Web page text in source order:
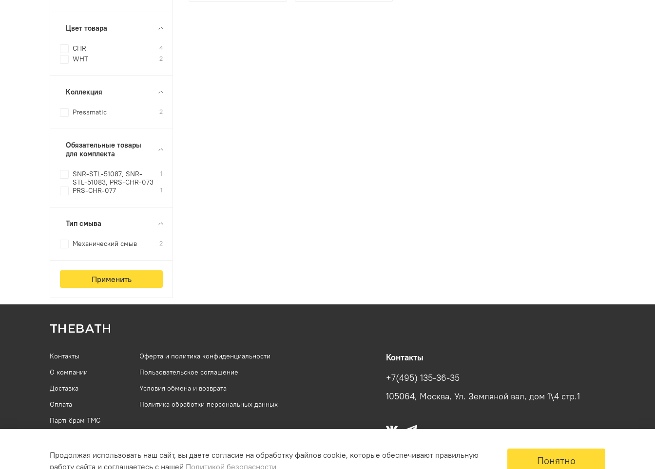
Цвет товара
CHR 4
WHT 2
Коллекция
Pressmatic 2
Обязательные товары
для комплекта
SNR-STL-51087, SNR-
STL-51083, PRS-CHR-073
1
PRS-CHR-077 1
Тип смыва
Механический смыв 2
Применить
THEBATH
Контакты
О компании
Доставка
Оплата
Партнёрам ТМС
Оферта и политика конфиденциальности
Пользовательское соглашение
Условия обмена и возврата
Политика обработки персональных данных
Контакты
+7(495) 135-36-35
105064, Москва, Ул. Земляной вал, дом 1\4 стр.1
Продолжая использовать наш сайт, вы даете согласие на обработку файлов cookie, которые обеспечивают правильную
работу сайта и соглашаетесь с нашей Политикой безопасности Понятно